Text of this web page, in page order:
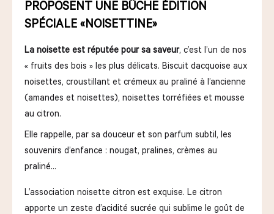
PROPOSENT UNE BÛCHE ÉDITION
SPÉCIALE «NOISETTINE»
La noisette est réputée pour sa saveur, c’est l’un de nos
« fruits des bois » les plus délicats. Biscuit dacquoise aux
noisettes, croustillant et crémeux au praliné à l’ancienne
(amandes et noisettes), noisettes torréfiées et mousse
au citron.
Elle rappelle, par sa douceur et son parfum subtil, les
souvenirs d’enfance : nougat, pralines, crèmes au
praliné…
L’association noisette citron est exquise. Le citron
apporte un zeste d’acidité sucrée qui sublime le goût de